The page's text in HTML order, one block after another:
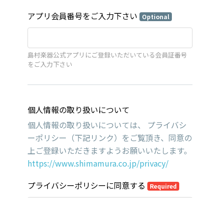
アプリ会員番号をご入力下さい Optional
島村楽器公式アプリにご登録いただいている会員証番号
をご入力下さい
個人情報の取り扱いについて
個人情報の取り扱いについては、 プライバシ
ーポリシー（下記リンク）をご覧頂き、同意の
上ご登録いただきますようお願いいたします。
https://www.shimamura.co.jp/privacy/
プライバシーポリシーに同意する
Required